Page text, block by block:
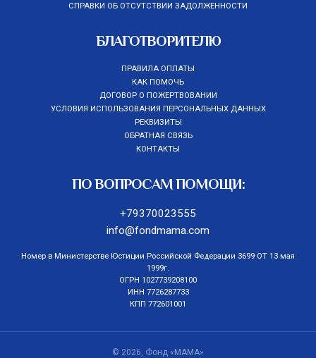
СПРАВКИ ОБ ОТСУТСТВИИ ЗАДОЛЖЕННОСТИ
БЛАГОТВОРИТЕЛЮ
ПРАВИЛА ОПЛАТЫ
КАК ПОМОЧЬ
ДОГОВОР О ПОЖЕРТВОВАНИИ
УСЛОВИЯ ИСПОЛЬЗОВАНИЯ ПЕРСОНАЛЬНЫХ ДАННЫХ
РЕКВИЗИТЫ
ОБРАТНАЯ СВЯЗЬ
КОНТАКТЫ
ПО ВОПРОСАМ ПОМОЩИ:
+79370023555
info@fondmama.com
Номер в Министерстве Юстиции Российской Федерации 3699 ОТ 13 мая
1999г.
ОГРН 1027739208100
ИНН 7726287733
КПП 772601001
© 2026, Фонд «МАМА»